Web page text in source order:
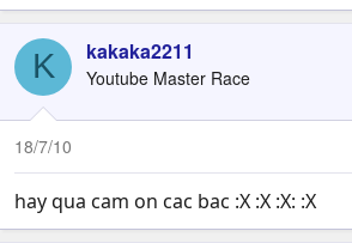
K kakaka2211
Youtube Master Race
18/7/10
hay qua cam on cac bac :X :X :X: :X